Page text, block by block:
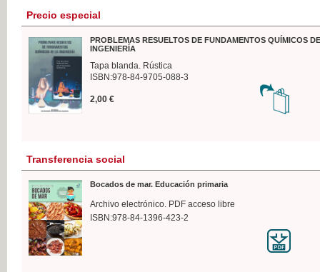
Precio especial
PROBLEMAS RESUELTOS DE FUNDAMENTOS QUÍMICOS
INGENIERÍA
Tapa blanda. Rústica
ISBN:978-84-9705-088-3
2,00 €
Transferencia social
Bocados de mar. Educación primaria
Archivo electrónico. PDF acceso libre
ISBN:978-84-1396-423-2